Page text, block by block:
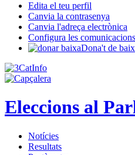
Edita el teu perfil
Canvia la contrasenya
Canvia l'adreça electrònica
Configura les comunicacions
Dona't de
Eleccions al
Notícies
Resultats